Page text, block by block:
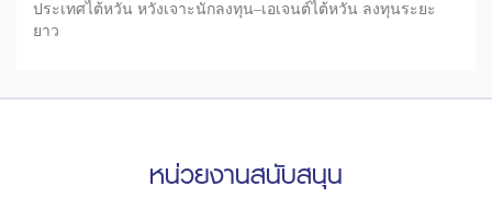
ประเทศไต้หวัน หวังเจาะนักลงทุน–เอเจนต์ไต้หวัน ลงทุนระยะ
ยาว
หน่วยงานสนับสนุน